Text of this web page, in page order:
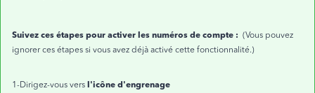
Suivez ces étapes pour activer les numéros de compte : (Vous pouvez
ignorer ces étapes si vous avez déjà activé cette fonctionnalité.)
1-Dirigez-vous vers l'icône d'engrenage